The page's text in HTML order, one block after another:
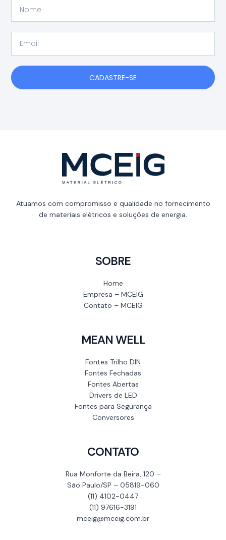
CADASTRE-SE
Atuamos com compromisso e qualidade no fornecimento
de materiais elétricos e soluções de energia.
SOBRE
Home
Empresa – MCEIG
Contato – MCEIG
MEAN WELL
Fontes Trilho DIN
Fontes Fechadas
Fontes Abertas
Drivers de LED
Fontes para Segurança
Conversores
CONTATO
Rua Monforte da Beira, 120 –
São Paulo/SP – 05819-060
(11) 4102-0447
(11) 97616-3191
mceig@mceig.com.br